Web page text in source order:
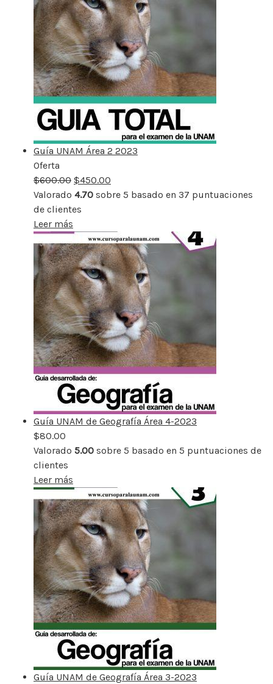
Guía UNAM Área 2 2023
Oferta
rebajado
$600.00 $450.00
Valorado 4.70 sobre 5 basado en 37 puntuaciones
de clientes
Leer más
Guía UNAM de Geografía Área 4-2023
$80.00
Valorado 5.00 sobre 5 basado en 5 puntuaciones de
clientes
Leer más
Guía UNAM de Geografía Área 3-2023